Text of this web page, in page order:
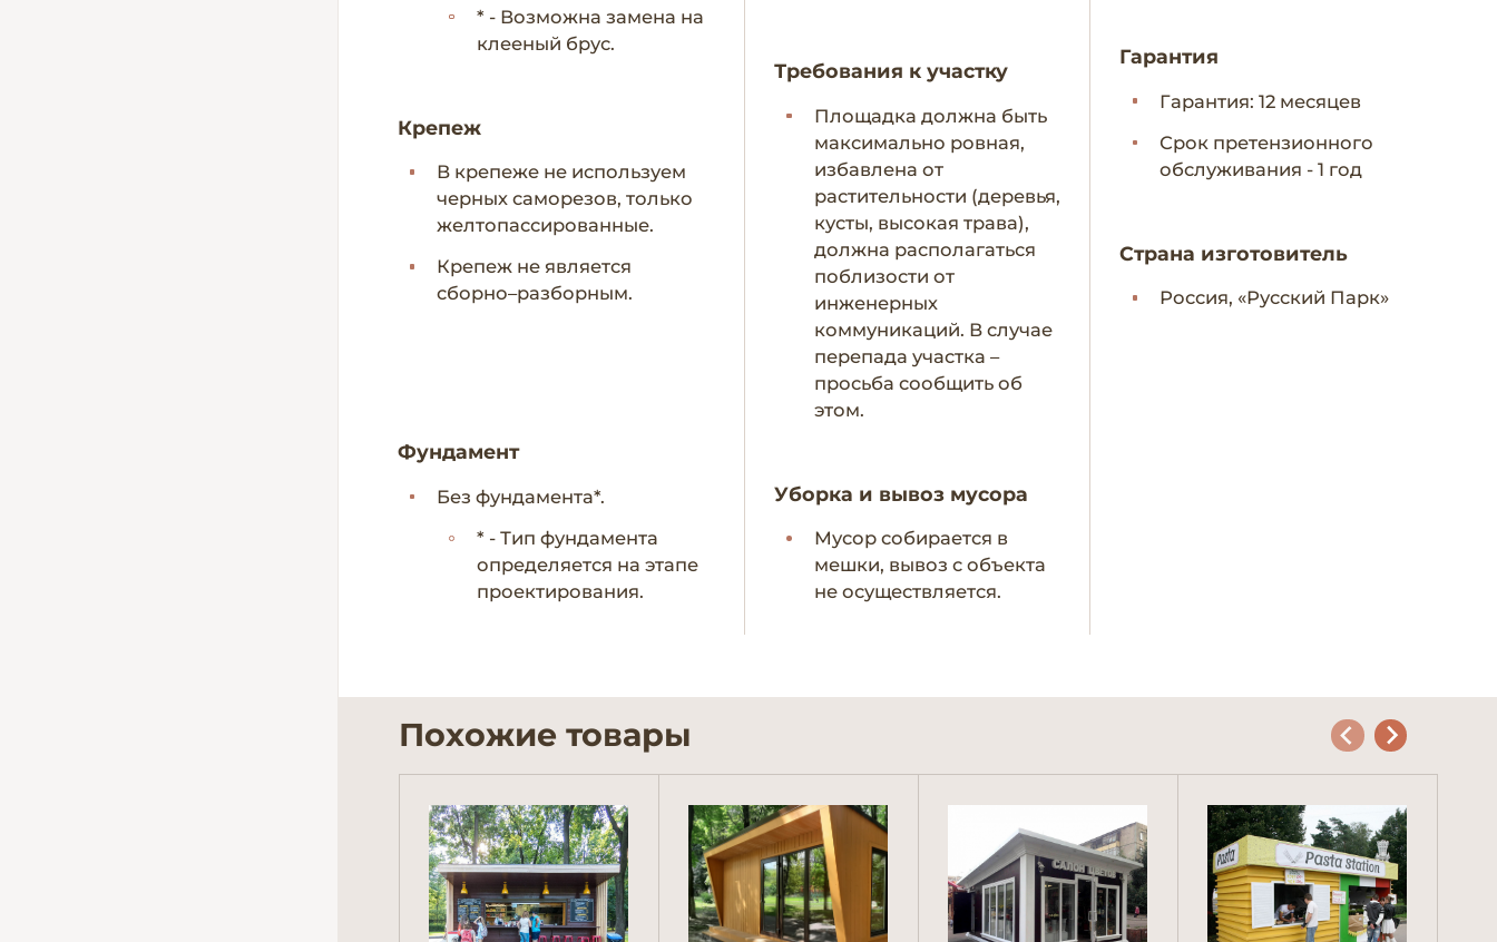
* - Возможна замена на
клееный брус.
Крепеж
В крепеже не используем
черных саморезов, только
желтопассированные.
Крепеж не является
сборно–разборным.
Фундамент
Без фундамента*.
* - Тип фундамента
определяется на этапе
проектирования.
Требования к участку
Площадка должна быть
максимально ровная,
избавлена от
растительности (деревья,
кусты, высокая трава),
должна располагаться
поблизости от
инженерных
коммуникаций. В случае
перепада участка –
просьба сообщить об
этом.
Уборка и вывоз мусора
Мусор собирается в
мешки, вывоз с объекта
не осуществляется.
Гарантия
Гарантия: 12 месяцев
Срок претензионного
обслуживания - 1 год
Страна изготовитель
Россия, «Русский Парк»
Похожие товары